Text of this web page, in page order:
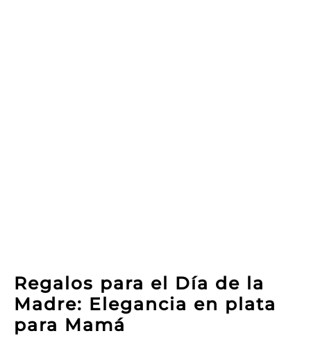
Regalos para el Día de la
Madre: Elegancia en plata
para Mamá